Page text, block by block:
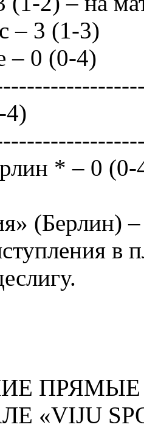
– 3 (1-3)
– 0 (0-4)
4)
* – 0 (0-
(Берлин) –
в
ПРЯМЫЕ
«VIJU